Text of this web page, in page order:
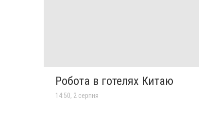
Робота в готелях Китаю
14:50, 2 серпня